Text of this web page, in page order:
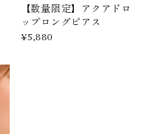
【数量限定】アクアドロ
ップロングピアス
¥5,880